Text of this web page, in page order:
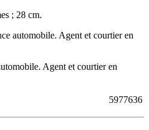
; 28 cm.
automobile. Agent et courtier en
Agent et courtier en
5977636